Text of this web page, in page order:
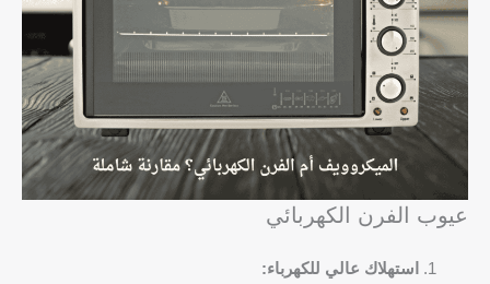
عيوب الفرن الكهربائي
استهلاك عالي للكهرباء: